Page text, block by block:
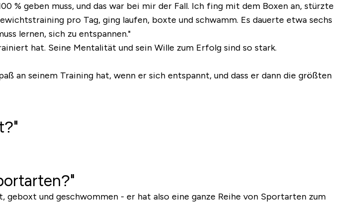
% geben muss, und das war bei mir der Fall. Ich fing mit dem Boxen an, stürzte
pro Tag, ging laufen, boxte und schwamm. Es dauerte etwa sechs
lernen, sich zu entspannen."
hat. Seine Mentalität und sein Wille zum Erfolg sind so stark.
an seinem Training hat, wenn er sich entspannt, und dass er dann die größten
und geschwommen - er hat also eine ganze Reihe von Sportarten zum